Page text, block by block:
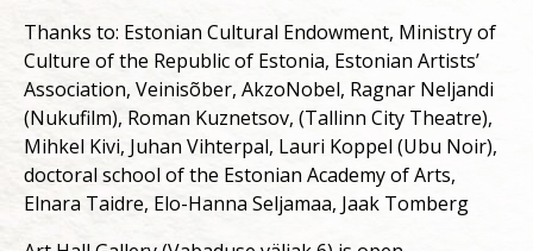
Thanks to: Estonian Cultural Endowment, Ministry of
Culture of the Republic of Estonia, Estonian Artists’
Association, Veinisõber, AkzoNobel, Ragnar Neljandi
(Nukufilm), Roman Kuznetsov, (Tallinn City Theatre),
Mihkel Kivi, Juhan Vihterpal, Lauri Koppel (Ubu Noir),
doctoral school of the Estonian Academy of Arts,
Elnara Taidre, Elo-Hanna Seljamaa, Jaak Tomberg